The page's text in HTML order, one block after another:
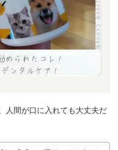
人間が口に入れても大丈夫だ